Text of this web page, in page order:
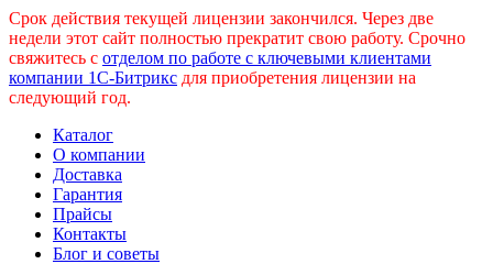
Срок действия текущей лицензии закончился. Через две
недели этот сайт полностью прекратит свою работу. Срочно
свяжитесь с отделом по работе с ключевыми клиентами
компании 1С-Битрикс для приобретения лицензии на
следующий год.
Каталог
О компании
Доставка
Гарантия
Прайсы
Контакты
Блог и советы